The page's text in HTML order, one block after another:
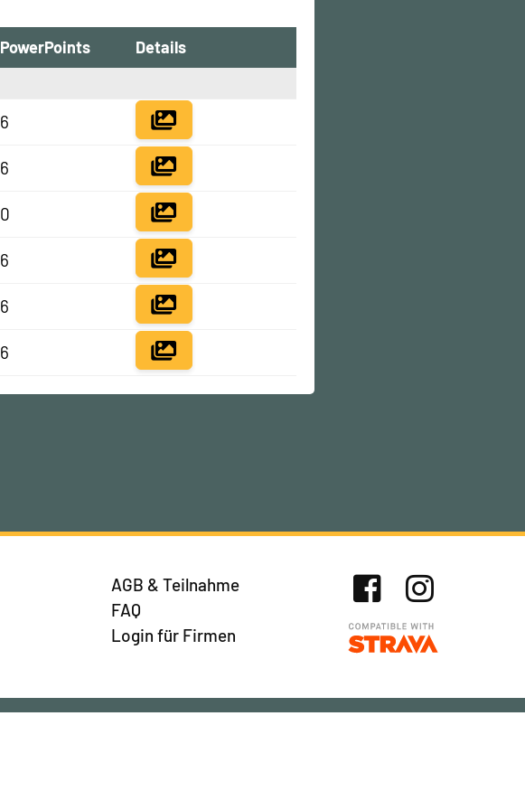
PowerPoints Details
6
6
0
6
6
6
AGB & Teilnahme
FAQ
Login für Firmen